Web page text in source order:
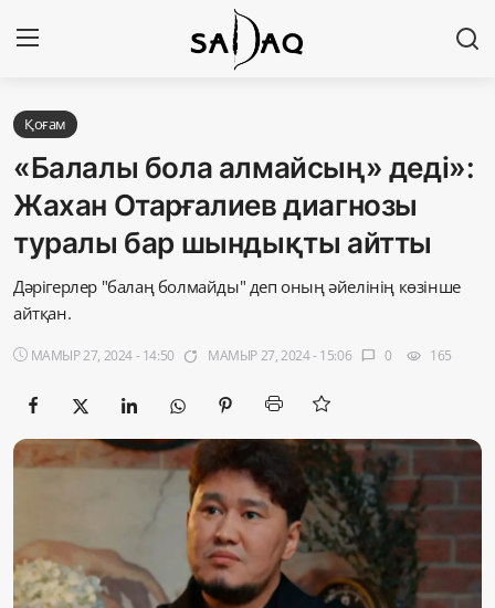
Редакциялық байланыстар
Материалдарды қолдану тәртібі
Саясат
Sadaq TV
Экономика
Қоғам
Қоғам
«Балалы бола алмайсың» деді»:
Жахан Отарғалиев диагнозы
туралы бар шындықты айтты
Дәрігерлер "балаң болмайды" деп оның әйелінің көзінше
айтқан.
МАМЫР 27, 2024 - 14:50 app_badging МАМЫР 27, 2024 - 15:06 chat_bubble 0 visibility 165